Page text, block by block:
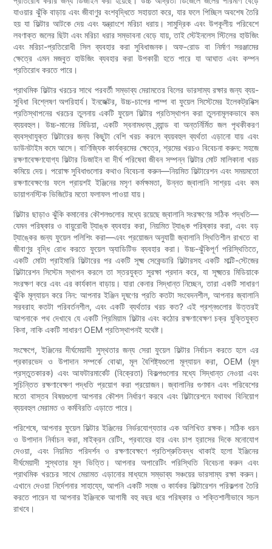
যাওয়ার ঝুঁকি বাড়ায় এবং জীবাণুর বংশবৃদ্ধিতে সহায়তা করে, যার ফলে পিচ্ছিল অবশেষ তৈরি
হয় যা ফিল্টার আটকে দেয় এবং যন্ত্রাংশে মরিচা ধরায়। সামুদ্রিক এবং উপকূলীয় পরিবেশে
লবণাক্ত জলের ছিটা এবং মরিচা ধরার সম্ভাবনা বেড়ে যায়, তাই স্টেইনলেস স্টিলের হাউজিং
এবং মরিচা-প্রতিরোধী সিল ব্যবহার করা সুবিধাজনক। অফ-রোড বা নির্মাণ সরঞ্জামের
ক্ষেত্রে এমন মজবুত হাউজিং ব্যবহার করা উপকারী হতে পারে যা আঘাত এবং কম্পন
প্রতিরোধ করতে পারে।
প্রাথমিক ফিল্টার খরচের সাথে পরবর্তী সম্ভাব্য মেরামতের বিলের ভারসাম্য রক্ষার জন্য ব্যয়-
সুবিধা বিশ্লেষণ অপরিহার্য। ইনজেক্টর, উচ্চ-চাপের পাম্প বা ফুয়েল সিস্টেমের ইলেকট্রনিক্স
প্রতিস্থাপনের খরচের তুলনায় একটি ফুয়েল ফিল্টার প্রতিস্থাপন করা তুলনামূলকভাবে কম
ব্যয়বহুল। উচ্চ-মানের মিডিয়া, একটি স্বনামধন্য ব্র্যান্ড বা অন্তর্নির্মিত জল পৃথকীকরণ
ব্যবস্থাযুক্ত ফিল্টারের জন্য কিছুটা বেশি খরচ করলে ব্যয়বহুল ব্যর্থতা এড়ানো যায় এবং
ডাউনটাইম কমে আসে। বাণিজ্যিক কার্যক্রমের ক্ষেত্রে, শ্রমের খরচও বিবেচনা করুন: সহজে
রক্ষণাবেক্ষণযোগ্য ফিল্টার ডিজাইন বা দীর্ঘ পরিষেবা জীবন সম্পন্ন ফিল্টার মোট মালিকানা খরচ
কমিয়ে দেয়। পরোক্ষ সুবিধাগুলোর কথাও বিবেচনা করুন—নিয়মিত ফিল্টারেশন এবং সময়মতো
রক্ষণাবেক্ষণের ফলে প্রায়শই ইঞ্জিনের মসৃণ কর্মক্ষমতা, উন্নত জ্বালানি সাশ্রয় এবং কম
ডায়াগনস্টিক ভিজিটের মতো ফলাফল পাওয়া যায়।
ফিল্টার ছাড়াও ঝুঁকি কমানোর কৌশলগুলোর মধ্যে রয়েছে জ্বালানি সংরক্ষণের সঠিক পদ্ধতি—
যেমন পরিষ্কার ও বায়ুরোধী ট্যাঙ্ক ব্যবহার করা, নিয়মিত ট্যাঙ্ক পরিষ্কার করা, এবং বড়
ট্যাঙ্কের জন্য ফুয়েল পলিশিং করা—এবং প্রয়োজন অনুযায়ী জ্বালানি স্থিতিশীল রাখতে বা
জীবাণুর বৃদ্ধি রোধ করতে ফুয়েল অ্যাডিটিভ ব্যবহার করা। উচ্চ-ঝুঁকিপূর্ণ পরিস্থিতিতে,
একটি মোটা প্রাইমারি ফিল্টারের পর একটি সূক্ষ্ম সেকেন্ডারি ফিল্টারসহ একটি মাল্টি-স্টেজের
ফিল্টারেশন সিস্টেম স্থাপন করলে তা স্তরযুক্ত সুরক্ষা প্রদান করে, যা সূক্ষ্মতর মিডিয়াকে
সংরক্ষণ করে এবং এর কার্যকাল বাড়ায়। যারা কেনার সিদ্ধান্ত নিচ্ছেন, তারা একটি সাধারণ
ঝুঁকি মূল্যায়ন করে নিন: আপনার ইঞ্জিন দূষণের প্রতি কতটা সংবেদনশীল, আপনার জ্বালানি
সরবরাহ কতটা পরিবর্তনশীল, এবং একটি ব্যর্থতার খরচ কত? এই প্রশ্নগুলোর উত্তরই
আপনাকে পথ দেখাবে যে একটি প্রিমিয়াম ফিল্টার এবং কঠোর রক্ষণাবেক্ষণ চক্র যুক্তিযুক্ত
কিনা, নাকি একটি সাধারণ OEM প্রতিস্থাপনই যথেষ্ট।
সংক্ষেপে, ইঞ্জিনের দীর্ঘমেয়াদী সুস্থতার জন্য সেরা ফুয়েল ফিল্টার নির্বাচন করতে হলে এর
প্রকারভেদ ও উপাদান সম্পর্কে বোঝা, মূল বৈশিষ্ট্যগুলো মূল্যায়ন করা, OEM (মূল
প্রস্তুতকারক) এবং আফটারমার্কেট (বিক্রেতা) বিকল্পগুলোর মধ্যে সিদ্ধান্ত নেওয়া এবং
সুচিন্তিত রক্ষণাবেক্ষণ পদ্ধতি প্রয়োগ করা প্রয়োজন। জ্বালানির গুণমান এবং পরিবেশের
মতো বাস্তব বিষয়গুলো আপনার কৌশল নির্ধারণ করবে এবং ফিল্টারেশনে যথাযথ বিনিয়োগ
ব্যয়বহুল মেরামত ও কর্মবিরতি এড়াতে পারে।
পরিশেষে, আপনার ফুয়েল ফিল্টার ইঞ্জিনের নির্ভরযোগ্যতার এক অলিখিত রক্ষক। সঠিক ধরন
ও উপাদান নির্বাচন করা, মাইক্রন রেটিং, প্রবাহের হার এবং চাপ হ্রাসের দিকে মনোযোগ
দেওয়া, এবং নিয়মিত পরিদর্শন ও রক্ষণাবেক্ষণে প্রতিশ্রুতিবদ্ধ থাকাই হলো ইঞ্জিনের
দীর্ঘমেয়াদী সুস্থতার মূল ভিত্তি। আপনার অপারেটিং পরিস্থিতি বিবেচনা করুন এবং
প্রাথমিক খরচের সাথে মেরামত এড়ানোর মাধ্যমে সম্ভাব্য সঞ্চয়ের ভারসাম্য রক্ষা করুন।
এখানে দেওয়া নির্দেশনার সাহায্যে, আপনি একটি সহজ ও কার্যকর ফিল্টারেশন পরিকল্পনা তৈরি
করতে পারেন যা আপনার ইঞ্জিনকে আগামী বহু বছর ধরে পরিষ্কার ও শক্তিশালীভাবে সচল
রাখবে।